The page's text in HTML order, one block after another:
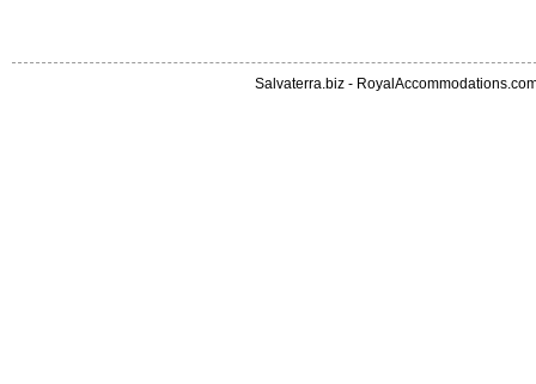
Salvaterra.biz-